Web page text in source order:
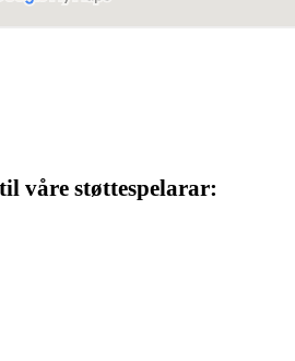
våre støttespelarar: